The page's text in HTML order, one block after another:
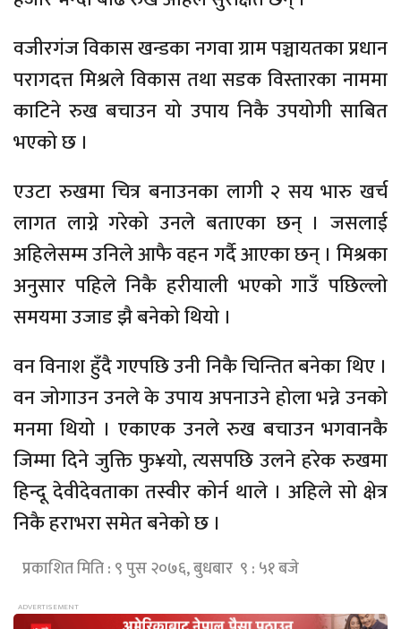
वजीरगंज विकास खन्डका नगवा ग्राम पञ्चायतका प्रधान
परागदत्त मिश्रले विकास तथा सडक विस्तारका नाममा
काटिने रुख बचाउन यो उपाय निकै उपयोगी साबित
भएको छ ।
एउटा रुखमा चित्र बनाउनका लागी २ सय भारु खर्च
लागत लाग्ने गरेको उनले बताएका छन् । जसलाई
अहिलेसम्म उनिले आफै वहन गर्दै आएका छन् । मिश्रका
अनुसार पहिले निकै हरीयाली भएको गाउँ पछिल्लो
समयमा उजाड झै बनेको थियो ।
वन विनाश हुँदै गएपछि उनी निकै चिन्तित बनेका थिए ।
वन जोगाउन उनले के उपाय अपनाउने होला भन्ने उनको
मनमा थियो । एकाएक उनले रुख बचाउन भगवानकै
जिम्मा दिने जुक्ति फु¥यो, त्यसपछि उलने हरेक रुखमा
हिन्दू देवीदेवताका तस्वीर कोर्न थाले । अहिले सो क्षेत्र
निकै हराभरा समेत बनेको छ ।
प्रकाशित मिति : ९ पुस २०७६, बुधबार ९ : ५१ बजे